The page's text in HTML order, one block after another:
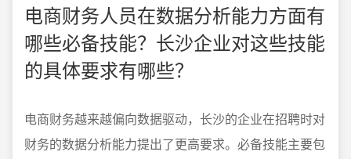
电商财务人员在数据分析能力方面有
哪些必备技能？长沙企业对这些技能
的具体要求有哪些？
电商财务越来越偏向数据驱动，长沙的企业在招聘时对
财务的数据分析能力提出了更高要求。必备技能主要包